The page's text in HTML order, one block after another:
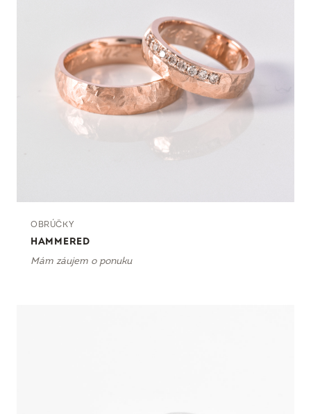
OBRÚČKY
HAMMERED
Mám záujem o ponuku